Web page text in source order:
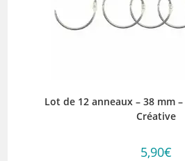
Lot de 12 anneaux – 38 mm
Créative
5,90€